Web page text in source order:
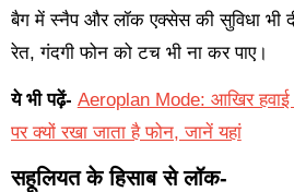
बैग में स्नैप और लॉक एक्सेस की सुविधा भी
रेत, गंदगी फोन को टच भी ना कर पाए।
ये भी पढ़ें- Aeroplan Mode: आखिर हवाई
पर क्यों रखा जाता है फोन, जानें यहां
सहूलियत के हिसाब से लॉक-